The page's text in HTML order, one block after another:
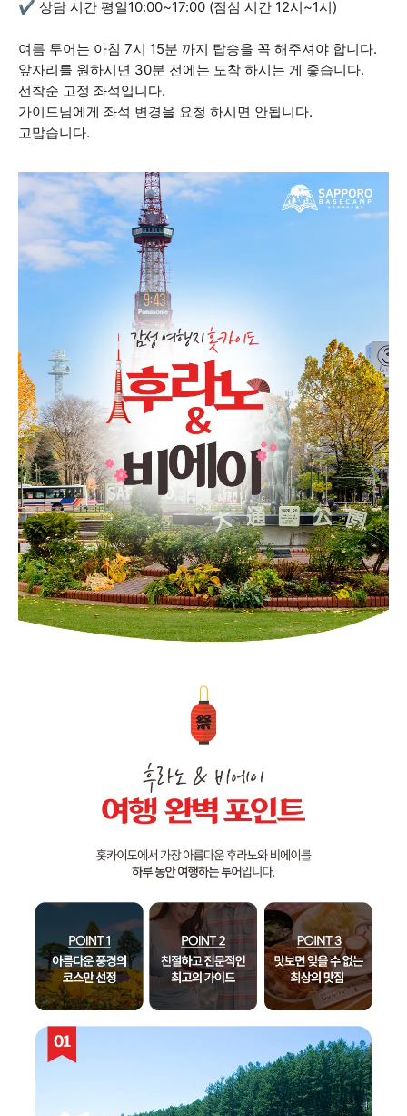
✔ 상담 시간 평일10:00~17:00 (점심 시간 12시~1시)
여름 투어는 아침 7시 15분 까지 탑승을 꼭 해주셔야 합니다.
앞자리를 원하시면 30분 전에는 도착 하시는 게 좋습니다.
선착순 고정 좌석입니다.
가이드님에게 좌석 변경을 요청 하시면 안됩니다.
고맙습니다.